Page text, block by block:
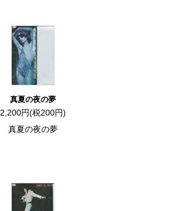
真夏の夜の夢
2,200円(税200円)
真夏の夜の夢